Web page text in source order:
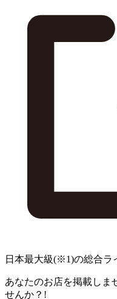
日本最大級(※1)の総合ラ
あなたのお店を掲載しま
せんか？!